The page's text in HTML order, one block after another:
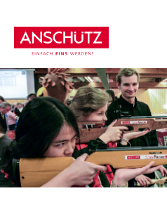
Inhalt
springen